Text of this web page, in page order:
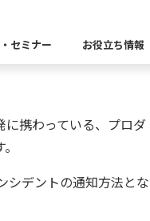
自社開発製
タ統合データ可視化・活用基盤
データセキュリティ
テスト自
から探す
から探す
セミナー お役立ち情報
つ
に携わっている、プロダ
シデントの通知方法とな